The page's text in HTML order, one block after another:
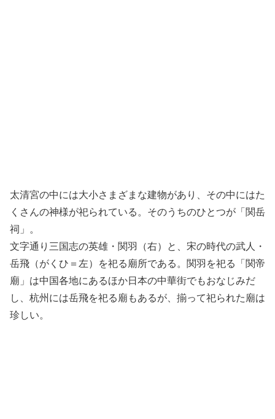
太清宮の中には大小さまざまな建物があり、その中にはた
くさんの神様が祀られている。そのうちのひとつが「関岳
祠」。
文字通り三国志の英雄・関羽（右）と、宋の時代の武人・
岳飛（がくひ＝左）を祀る廟所である。関羽を祀る「関帝
廟」は中国各地にあるほか日本の中華街でもおなじみだ
し、杭州には岳飛を祀る廟もあるが、揃って祀られた廟は
珍しい。